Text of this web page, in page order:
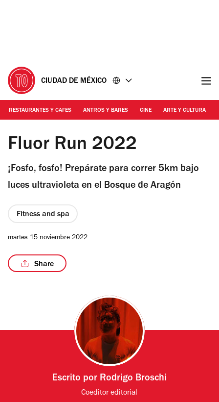
CIUDAD DE MÉXICO
RESTAURANTES Y CAFES ANTROS Y BARES CINE ARTE Y CULTURA
Foto: Cortesía Black Light
Fluor Run 2022
¡Fosfo, fosfo! Prepárate para correr 5km bajo
luces ultravioleta en el Bosque de Aragón
Fitness and spa
martes 15 noviembre 2022
Share
Escrito por Rodrigo Broschi
Coeditor editorial